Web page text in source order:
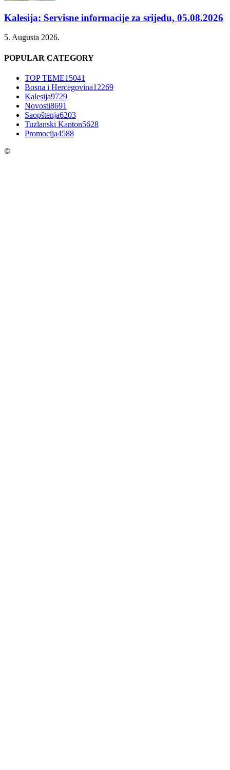
Kalesija: Servisne informacije za srijedu, 05.08.2026
5. Augusta 2026.
POPULAR CATEGORY
TOP TEME15041
Bosna i Hercegovina12269
Kalesija9729
Novosti8691
Saopštenja6203
Tuzlanski Kanton5628
Promocija4588
©